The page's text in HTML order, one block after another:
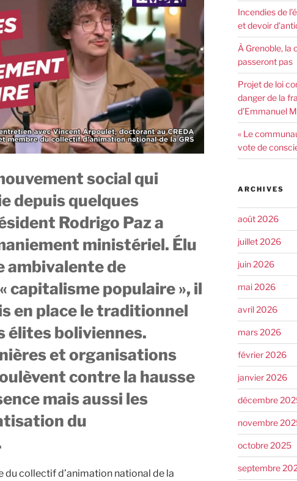
social qui
depuis quelques
Rodrigo Paz a
ministériel. Élu
ambivalente de
capitalisme populaire », il
en place le traditionnel
élites boliviennes.
et organisations
contre la hausse
mais aussi les
du
collectif d’animation national de la
Incendies de
et devoir
À Grenoble, la
passeront pas
Projet de loi
danger de la
d’Emmanuel
« Le
vote de
ARCHIVES
août 2026
juillet 2026
juin 2026
mai 2026
avril 2026
mars 2026
février 2026
janvier 2026
décembre
novembre
octobre 2025
septembre